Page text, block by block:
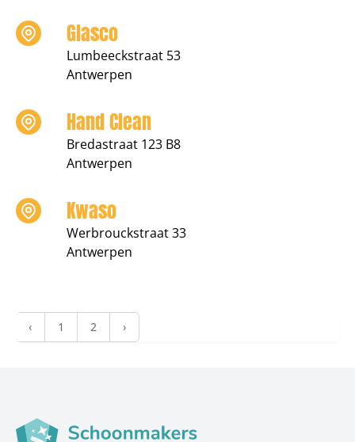
Glasco
Lumbeeckstraat 53
Antwerpen
Hand Clean
Bredastraat 123 B8
Antwerpen
Kwaso
Werbrouckstraat 33
Antwerpen
‹ 1 2 ›